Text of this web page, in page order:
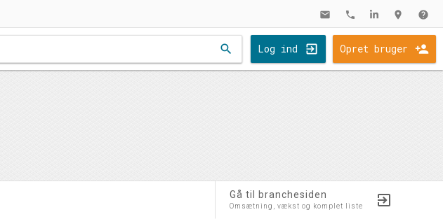
mail phone location_on help
search Log ind Opret bruger
Gå til branchesiden
Omsætning, vækst og komplet liste